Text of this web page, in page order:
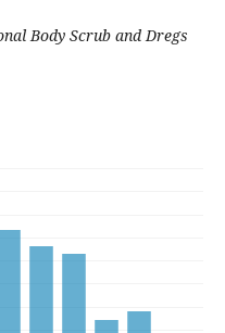
Body Scrub and Dregs